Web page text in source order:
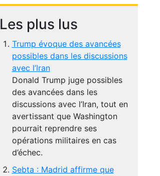
Les plus lus
Trump évoque des avancées
possibles dans les discussions
avec l’Iran
Donald Trump juge possibles
des avancées dans les
discussions avec l’Iran, tout en
avertissant que Washington
pourrait reprendre ses
opérations militaires en cas
d’échec.
Sebta : Madrid affirme que